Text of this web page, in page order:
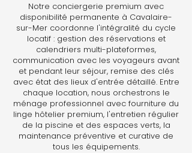
Notre conciergerie premium avec
disponibilité permanente à Cavalaire-
sur-Mer coordonne l'intégralité du cycle
locatif : gestion des réservations et
calendriers multi-plateformes,
communication avec les voyageurs avant
et pendant leur séjour, remise des clés
avec état des lieux d'entrée détaillé. Entre
chaque location, nous orchestrons le
ménage professionnel avec fourniture du
linge hôtelier premium, l'entretien régulier
de la piscine et des espaces verts, la
maintenance préventive et curative de
tous les équipements.